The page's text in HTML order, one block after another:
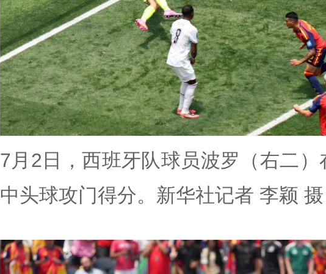
7月2日，西班牙队球员波罗（右二）
中头球攻门得分。新华社记者 李颖 摄